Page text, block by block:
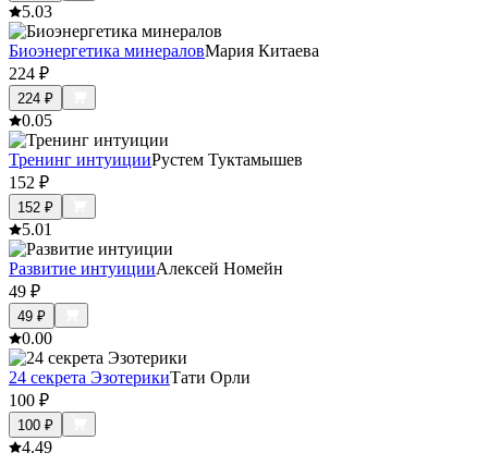
5.03
Биоэнергетика минераловМария Китаева
224 ₽
224 ₽
0.05
Тренинг интуицииРустем Туктамышев
152 ₽
152 ₽
5.01
Развитие интуицииАлексей Номейн
49 ₽
49 ₽
0.00
24 секрета ЭзотерикиТати Орли
100 ₽
100 ₽
4.49